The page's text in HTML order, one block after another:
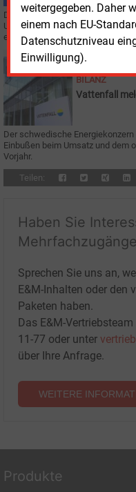
weitergegeben. Daher
einem nach EU-
Datenschutzniveau
Einwilligung).
Das Staatsunternehmen Uniper
Umsatz und Gewinn. Die
erreichen.
BILANZ
Vattenfall
Der schwedische
Einbußen beim Umsatz und dem
Vorjahr.
Teilen:
Haben Sie
Sprechen Sie uns an,
E&M-Inhalten oder den
Paketen haben.
Das E&M-
11-77 oder unter
über Ihre Anfrage.
WEITERE
Produkte